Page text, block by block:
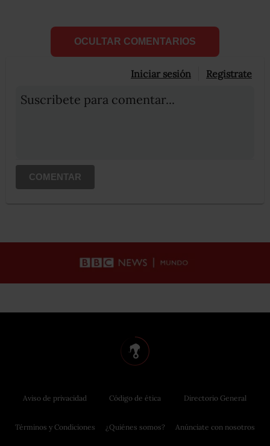
OCULTAR COMENTARIOS
Iniciar sesión Registrate
Suscribete para comentar...
COMENTAR
Aviso de privacidad
Términos y Condiciones
Código de ética
¿Quiénes somos?
Directorio General
Anúnciate con nosotros